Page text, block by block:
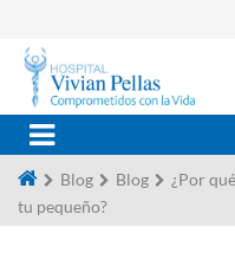
Blog Blog
¿Por
tu pequeño?